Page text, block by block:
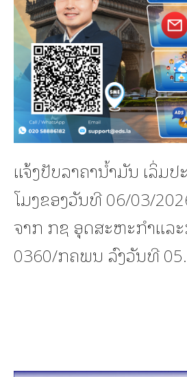
ແຈ້ງປັບລາຄານ້ຳມັນ ເລິ່ມປ
ໂມງຂອງວັນທີ 06/03/
ຈາກ ກຊ ອຸດສະຫະກຳແລ
0360/ກຄພນ ລົງວັນທີ